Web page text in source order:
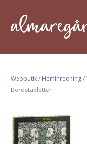
Webbutik/ Heminredning/
Bordstabletter